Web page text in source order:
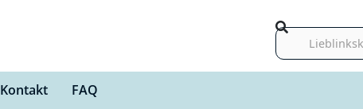
Suche
Kontakt FAQ